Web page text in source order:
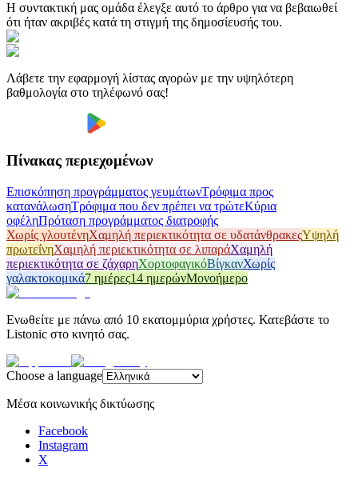
Η συντακτική μας ομάδα έλεγξε αυτό το άρθρο για να βεβαιωθεί
ότι ήταν ακριβές κατά τη στιγμή της δημοσίευσής του.
Λάβετε την εφαρμογή λίστας αγορών με την υψηλότερη
βαθμολογία στο τηλέφωνό σας!
Πίνακας περιεχομένων
Επισκόπηση προγράμματος γευμάτωνΤρόφιμα προς
κατανάλωσηΤρόφιμα που δεν πρέπει να τρώτεΚύρια
οφέληΠρόταση προγράμματος διατροφής
Χωρίς γλουτένηΧαμηλή περιεκτικότητα σε υδατάνθρακεςΥψηλή
πρωτεΐνηΧαμηλή περιεκτικότητα σε λιπαράΧαμηλή
περιεκτικότητα σε ζάχαρηΧορτοφαγικόΒίγκανΧωρίς
γαλακτοκομικά7 ημέρες14 ημερώνΜονοήμερο
Ενωθείτε με πάνω από 10 εκατομμύρια χρήστες. Κατεβάστε το
Listonic στο κινητό σας.
Choose a language
Μέσα κοινωνικής δικτύωσης
Facebook
Instagram
X